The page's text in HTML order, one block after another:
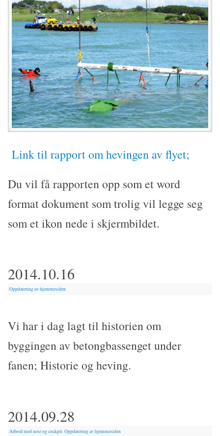
Link til rapport om hevingen av flyet;
Du vil få rapporten opp som et word
format dokument som trolig vil legge seg
som et ikon nede i skjermbildet.
2014.10.16
|Oppdatering av hjemmesiden
Vi har i dag lagt til historien om
byggingen av betongbassenget under
fanen; Historie og heving.
2014.09.28
|Arbeid med nese og cockpit,Oppdatering av hjemmesiden